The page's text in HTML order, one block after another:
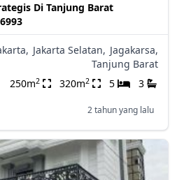
Di Tanjung Barat
Jakarta Selatan, Jagakarsa,
Tanjung Barat
250m2 320m2 5 3
2 tahun yang lalu